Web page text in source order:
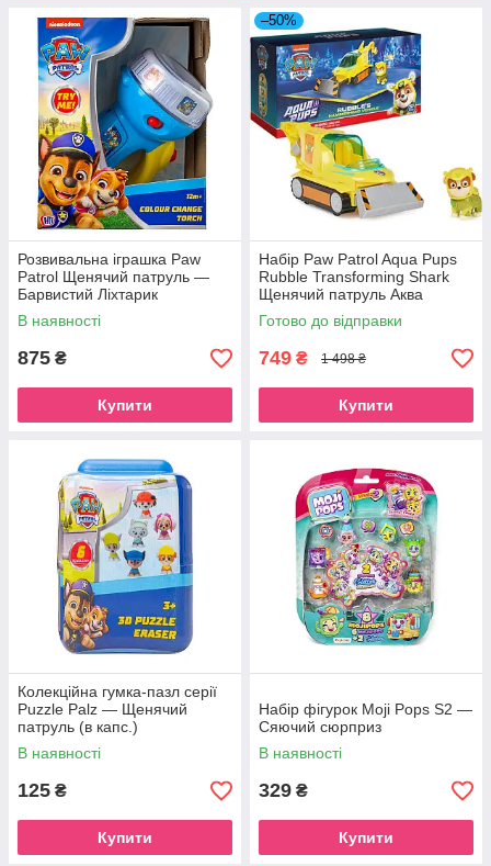
Розвивальна іграшка Paw
Patrol Щенячий патруль —
Барвистий Ліхтарик
(1500034)
В наявності
875 ₴
Купити
–50%
Набір Paw Patrol Aqua Pups
Rubble Transforming Shark
Щенячий патруль Аква
машина трансформер Акула
Здоровань (6066418)
Готово до відправки
749 ₴ 1 498 ₴
Купити
Колекційна гумка-пазл серії
Puzzle Palz — Щенячий
патруль (в капс.)
В наявності
125 ₴
Купити
Набір фігурок Moji Pops S2 —
Сяючий сюрприз
В наявності
329 ₴
Купити